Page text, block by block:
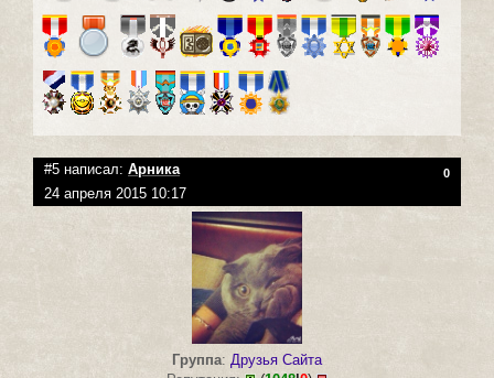
#5 написал: Арника 0
24 апреля 2015 10:17
Группа: Друзья Сайта